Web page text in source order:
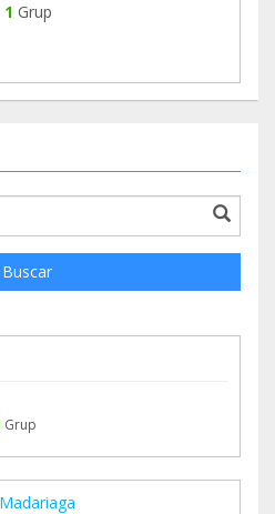
1 Grup
Buscar
Grup